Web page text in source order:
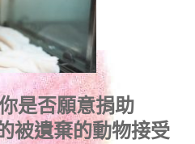
是否願意捐助
被遺棄的動物接受